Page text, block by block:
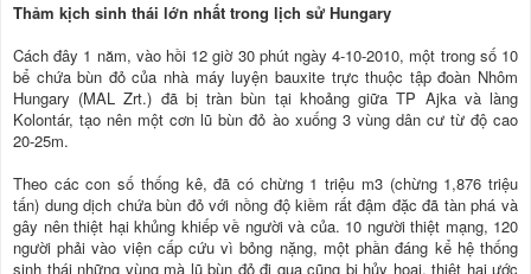
Thảm kịch sinh thái lớn nhất trong lịch sử Hungary
Cách đây 1 năm, vào hồi 12 giờ 30 phút ngày 4-10-2010, một trong số 10
bể chứa bùn đỏ của nhà máy luyện bauxite trực thuộc tập đoàn Nhôm
Hungary (MAL Zrt.) đã bị tràn bùn tại khoảng giữa TP Ajka và làng
Kolontár, tạo nên một cơn lũ bùn đỏ ào xuống 3 vùng dân cư từ độ cao
20-25m.
Theo các con số thống kê, đã có chừng 1 triệu m3 (chừng 1,876 triệu
tấn) dung dịch chứa bùn đỏ với nồng độ kiềm rất đậm đặc đã tàn phá và
gây nên thiệt hại khủng khiếp về người và của. 10 người thiệt mạng, 120
người phải vào viện cấp cứu vì bỏng nặng, một phần đáng kể hệ thống
sinh thái những vùng mà lũ bùn đỏ đi qua cũng bị hủy hoại, thiệt hại ước